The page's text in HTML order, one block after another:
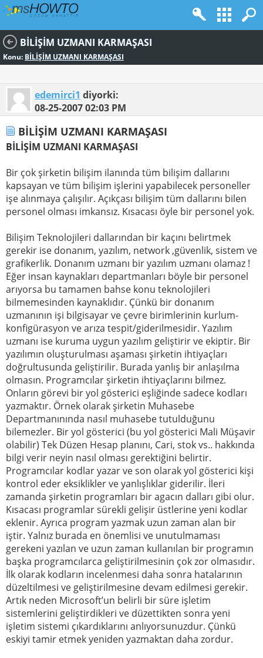
BİLİŞİM UZMANI KARMAŞASI
Konu: BİLİŞİM UZMANI KARMAŞASI
edemirci1 diyorki:
08-25-200702:03 PM
BİLİŞİM UZMANI KARMAŞASI
BİLİŞİM UZMANI KARMAŞASI
Bir çok şirketin bilişim ilanında tüm bilişim dallarını
kapsayan ve tüm bilişim işlerini yapabilecek personeller
işe alınmaya çalışılır. Açıkçası bilişim tüm dallarını bilen
personel olması imkansız. Kısacası öyle bir personel yok.
Bilişim Teknolojileri dallarından bir kaçını belirtmek
gerekir ise donanım, yazılım, network ,güvenlik, sistem ve
grafikerlik. Donanım uzmanı bir yazılım uzmanı olamaz !
Eğer insan kaynakları departmanları böyle bir personel
arıyorsa bu tamamen bahse konu teknolojileri
bilmemesinden kaynaklıdır. Çünkü bir donanım
uzmanının işi bilgisayar ve çevre birimlerinin kurlum-
konfigürasyon ve arıza tespit/giderilmesidir. Yazılım
uzmanı ise kuruma uygun yazılım geliştirir ve ekiptir. Bir
yazılımın oluşturulması aşaması şirketin ihtiyaçları
doğrultusunda geliştirilir. Burada yanlış bir anlaşılma
olmasın. Programcılar şirketin ihtiyaçlarını bilmez.
Onların görevi bir yol gösterici eşliğinde sadece kodları
yazmaktır. Örnek olarak şirketin Muhasebe
Departmanınında nasıl muhasebe tutulduğunu
bilemezler. Bir yol gösterici (bu yol gösterici Mali Müşavir
olabilir) Tek Düzen Hesap planını, Cari, stok vs.. hakkında
bilgi verir neyin nasıl olması gerektiğini belirtir.
Programcılar kodlar yazar ve son olarak yol gösterici kişi
kontrol eder eksiklikler ve yanlışlıklar giderilir. İleri
zamanda şirketin programları bir agacın dalları gibi olur.
Kısacası programlar sürekli gelişir üstlerine yeni kodlar
eklenir. Ayrıca program yazmak uzun zaman alan bir
iştir. Yalnız burada en önemlisi ve unutulmaması
gerekeni yazılan ve uzun zaman kullanılan bir programın
başka programcılarca geliştirilmesinin çok zor olmasıdır.
İlk olarak kodların incelenmesi daha sonra hatalarının
düzeltilmesi ve geliştirilmesine devam edilmesi gerekir.
Artık neden Microsoft’un belirli bir süre işletim
sistemlerini geliştirdikleri ve düzettikten sonra yeni
işletim sistemi çıkardıklarını anlıyorsunuzdur. Çünkü
eskiyi tamir etmek yeniden yazmaktan daha zordur.